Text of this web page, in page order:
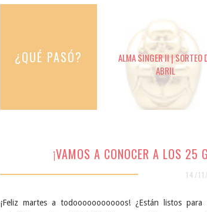
¿QUÉ PASÓ?
ALMA SINGER II | SORTEO
ABRIL
¡VAMOS A CONOCER A LOS 25
14/
¡Feliz martes a todooooooooooos! ¿Están listos